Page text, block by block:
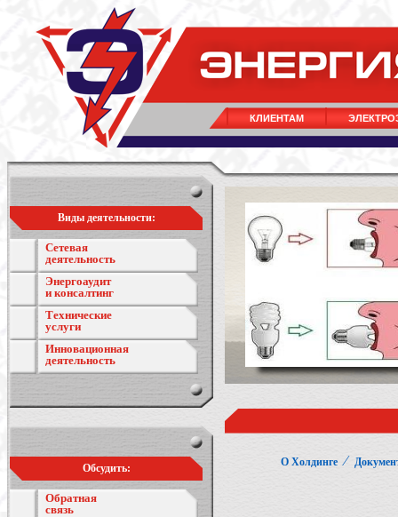
КЛИЕНТАМ
Виды деятельности:
Сетевая
деятельность
Энергоаудит
и консалтинг
Технические
услуги
Инновационная
деятельность
Обсудить:
Обратная
связь
О Холдинге ⁄